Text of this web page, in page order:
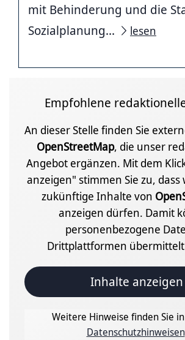
mit Behinderung und die
Sozialplanung...
lesen
Empfohlene
An dieser Stelle finden Sie
OpenStreetMap, die unser
Angebot ergänzen. Mit dem
anzeigen" stimmen Sie zu, dass
zukünftige Inhalte von
anzeigen dürfen. Damit
personenbezogene
Drittplattformen
Inhalte anzeigen
Weitere Hinweise finden Sie
Datenschutzhinweisen